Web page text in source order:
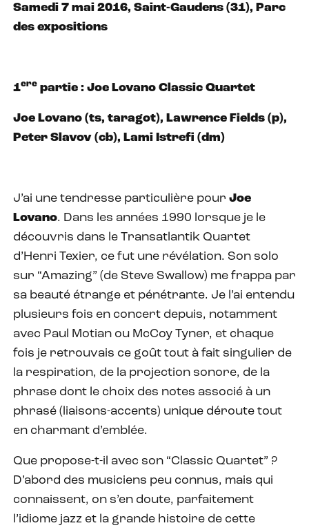
Samedi 7 mai 2016, Saint-Gaudens (31), Parc
des expositions
1ere partie : Joe Lovano Classic Quartet
Joe Lovano (ts, taragot), Lawrence Fields (p),
Peter Slavov (cb), Lami Istrefi (dm)
J’ai une tendresse particulière pour Joe
Lovano. Dans les années 1990 lorsque je le
découvris dans le Transatlantik Quartet
d’Henri Texier, ce fut une révélation. Son solo
sur “Amazing” (de Steve Swallow) me frappa par
sa beauté étrange et pénétrante. Je l’ai entendu
plusieurs fois en concert depuis, notamment
avec Paul Motian ou McCoy Tyner, et chaque
fois je retrouvais ce goût tout à fait singulier de
la respiration, de la projection sonore, de la
phrase dont le choix des notes associé à un
phrasé (liaisons-accents) unique déroute tout
en charmant d’emblée.
Que propose-t-il avec son “Classic Quartet” ?
D’abord des musiciens peu connus, mais qui
connaissent, on s’en doute, parfaitement
l’idiome jazz et la grande histoire de cette